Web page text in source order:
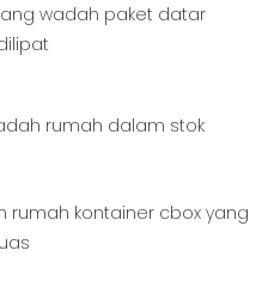
wadah paket datar
rumah dalam stok
rumah kontainer cbox yang